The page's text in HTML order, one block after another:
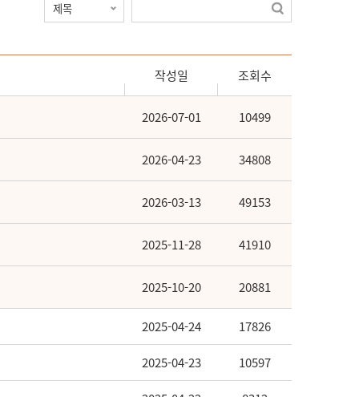
작성일 조회수
2026-07-01 10499
2026-04-23 34808
2026-03-13 49153
2025-11-28 41910
2025-10-20 20881
2025-04-24 17826
2025-04-23 10597